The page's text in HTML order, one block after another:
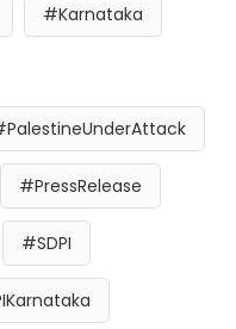
#Karnataka
#PressRelease
#SDPI